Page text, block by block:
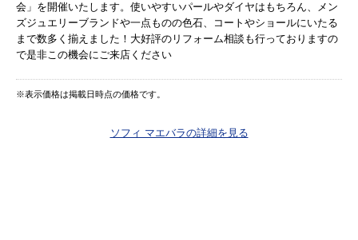
会」を開催いたします。使いやすいパールやダイヤはもちろん、メン
ズジュエリーブランドや一点ものの色石、コートやショールにいたる
まで数多く揃えました！大好評のリフォーム相談も行っておりますの
で是非この機会にご来店ください
※表示価格は掲載日時点の価格です。
ソフィ マエバラの詳細を見る